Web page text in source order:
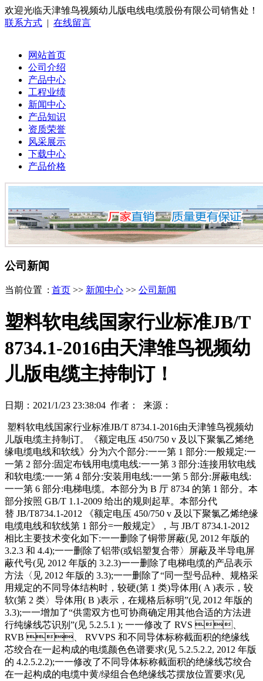
欢迎光临天津雏鸟视频幼儿版电线电缆股份有限公司销售处！
联系方式 | 在线留言
网站首页
公司介绍
产品中心
工程业绩
新闻中心
产品知识
资质荣誉
风采展示
下载中心
产品价格
公司新闻
当前位置 : 首页 >> 新闻中心 >> 公司新闻
塑料软电线国家行业标准JB/T
8734.1-2016由天津雏鸟视频幼
儿版电缆主持制订！
日期：2021/1/23 23:38:04 作者： 来源：
塑料软电线国家行业标准JB/T 8734.1-2016由天津雏鸟视频幼
儿版电缆主持制订。《额定电压 450/750 v 及以下聚氯乙烯绝
缘电缆电线和软线》分为六个部分:一一第 1 部分:一般规定:一
一第 2 部分:固定布钱用电缆电线:一一第 3 部分:连接用软电线
和软电缆:一一第 4 部分:安装用电线:一一第 5 部分:屏蔽电线:
一一第 6 部分:电梯电缆。本部分为 B 厅 8734 的第 1 部分。本
部分按照 GB/T 1.1-2009 给出的规则起草。本部分代
替 JB/T8734.1-2012 《额定电压 450/750 v 及以下聚氯乙烯绝缘
电缆电线和软线第 1 部分=一般规定》，与 JB/T 8734.1-2012
相比主要技术变化如下:一一删除了铜带屏蔽(见 2012 年版的
3.2.3 和 4.4);一一删除了铝带(或铝塑复合带〉屏蔽及半导电屏
蔽代号(见 2012 年版的 3.2.3)一一删除了电梯电缆的产品表示
方法〈见 2012 年版的 3.3);一一删除了“同一型号品种、规格采
用规定的不同导体结构时，较硬(第 1 类)导体用( A )表示，较
软(第 2 类〉导体用( B )表示，在规格后标明”(见 2012 年版的
3.3);一一增加了“供需双方也可协商确定用其他合适的方法进
行纯缘线芯识别”(见 5.2.5.1 ); 一一修改了 RVS 、
RVB 、 RVVPS 和不同导体标称截面积的绝缘线
芯绞合在一起构成的电缆颜色色谱要求(见 5.2.5.2.2, 2012 年版
的 4.2.5.2.2);一一修改了不同导体标称截面积的绝缘线芯绞合
在一起构成的电缆中黄/绿组合色绝缘线芯摆放位置要求(见